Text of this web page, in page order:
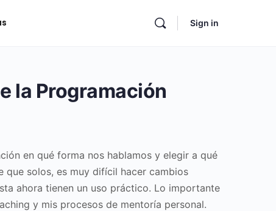
Sign in
la Programación
en qué forma nos hablamos y elegir a qué
que solos, es muy difícil hacer cambios
ahora tienen un uso práctico. Lo importante
y mis procesos de mentoría personal.